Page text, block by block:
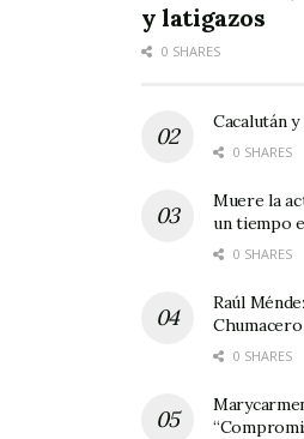
Caminos, Policía Nayarita,
cruz roja de Ixtlán.
y latigazos
0 SHARES
Cacalután
0 SHARES
Muere la
un tiempo
0 SHARES
Raúl
Chumacero
0 SHARES